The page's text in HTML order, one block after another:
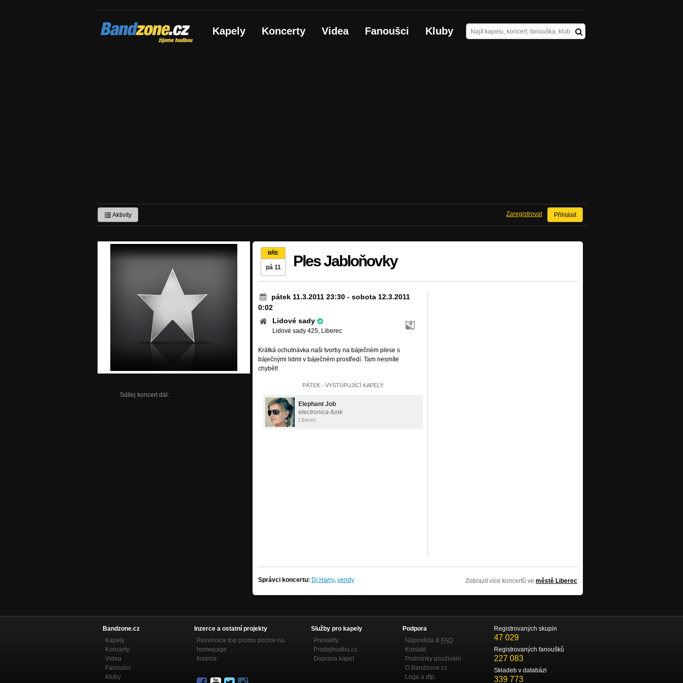
Bandzone.cz
žijeme hudbou Kapely Koncerty Videa Fanoušci Kluby
Aktivity Přihlásit
Zaregistrovat
Sdílej koncert dál:
BŘE
pá 11 Ples Jabloňovky
pátek 11.3.2011 23:30 - sobota 12.3.2011
0:02
Lidové sady
Lidové sady 425, Liberec
Krátká ochutnávka naši tvorby na báječném plese s
báječnými lidmi v báječném prostředí. Tam nesmíte
chybět!
PÁTEK - VYSTUPUJÍCÍ KAPELY:
Elephant Job
electronica-funk
Liberec
Správci koncertu: Dj Harry, vendy Zobrazit více koncertů ve městě Liberec
Bandzone.cz
Kapely
Koncerty
Videa
Fanoušci
Kluby
Inzerce a ostatní projekty
Rezervace top promo pozice na
homepage
Inzerce
Služby pro kapely
Presskity
Prodejhudbu.cz
Doprava kapel
Podpora
Nápověda & FAQ
Kontakt
Podmínky používání
O Bandzone.cz
Loga a dtp.
Registrovaných skupin
47 029
Registrovaných fanoušků
227 083
Skladeb v databázi
339 773